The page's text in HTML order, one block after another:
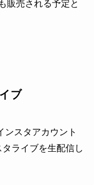
販売される予定と
ブ
ンスタアカウント
ライブを生配信し